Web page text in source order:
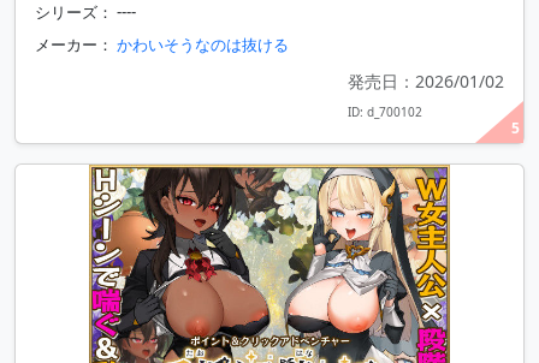
5
シリーズ： ----
メーカー： かわいそうなのは抜ける
発売日：2026/01/02
ID: d_700102